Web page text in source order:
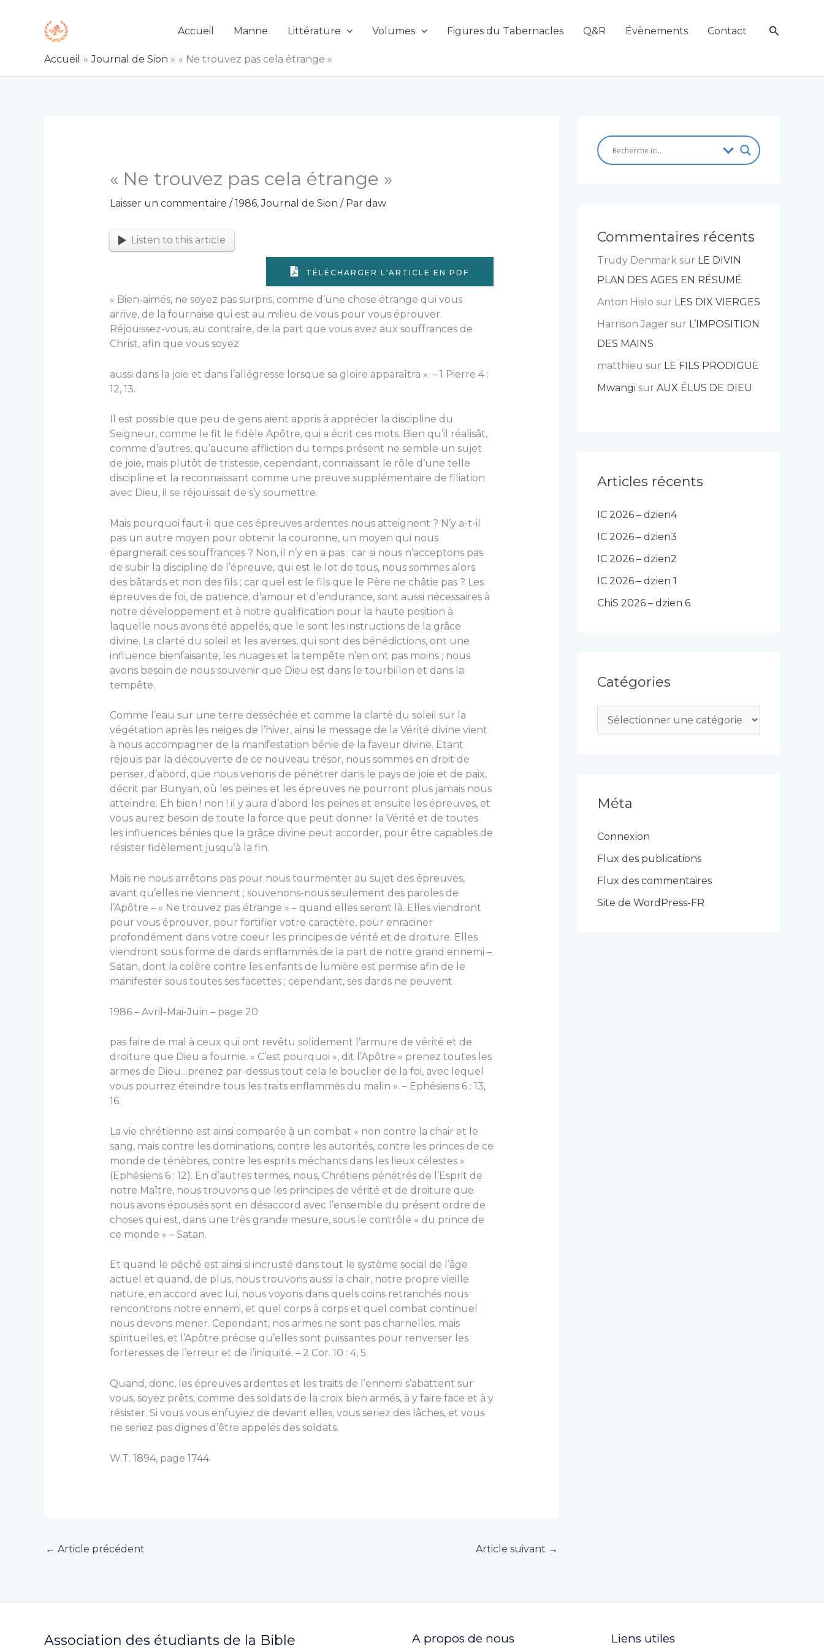
Accueil Manne Littérature Volumes Figures du Tabernacles Q&R Évènements Contact
Accueil Journal de Sion « Ne trouvez pas cela étrange »
« Ne trouvez pas cela étrange »
Laisser un commentaire / 1986,Journal de Sion / Par daw
Listen to this article
TÉLÉCHARGER L'ARTICLE EN PDF
« Bien-aimés, ne soyez pas surpris, comme d’une chose étrange qui vous
arrive, de la fournaise qui est au milieu de vous pour vous éprouver.
Réjouissez-vous, au contraire, de la part que vous avez aux souffrances de
Christ, afin que vous soyez
aussi dans la joie et dans l’allégresse lorsque sa gloire apparaîtra ». – 1 Pierre 4 :
12, 13.
Il est possible que peu de gens aient appris à apprécier la discipline du
Seigneur, comme le fit le fidèle Apôtre, qui a écrit ces mots. Bien qu’il réalisât,
comme d’autres, qu’aucune affliction du temps présent ne semble un sujet
de joie, mais plutôt de tristesse, cependant, connaissant le rôle d’une telle
discipline et la reconnaissant comme une preuve supplémentaire de filiation
avec Dieu, il se réjouissait de s’y soumettre.
Mais pourquoi faut-il que ces épreuves ardentes nous atteignent ? N’y a-t-il
pas un autre moyen pour obtenir la couronne, un moyen qui nous
épargnerait ces souffrances ? Non, il n’y en a pas ; car si nous n’acceptons pas
de subir la discipline de l’épreuve, qui est le lot de tous, nous sommes alors
des bâtards et non des fils ; car quel est le fils que le Père ne châtie pas ? Les
épreuves de foi, de patience, d’amour et d’endurance, sont aussi nécessaires à
notre développement et à notre qualification pour la haute position à
laquelle nous avons été appelés, que le sont les instructions de la grâce
divine. La clarté du soleil et les averses, qui sont des bénédictions, ont une
influence bienfaisante, les nuages et la tempête n’en ont pas moins ; nous
avons besoin de nous souvenir que Dieu est dans le tourbillon et dans la
tempête.
Comme l’eau sur une terre desséchée et comme la clarté du soleil sur la
végétation après les neiges de l’hiver, ainsi le message de la Vérité divine vient
à nous accompagner de la manifestation bénie de la faveur divine. Etant
réjouis par la découverte de ce nouveau trésor, nous sommes en droit de
penser, d’abord, que nous venons de pénétrer dans le pays de joie et de paix,
décrit par Bunyan, où les peines et les épreuves ne pourront plus jamais nous
atteindre. Eh bien ! non ! il y aura d’abord les peines et ensuite les épreuves, et
vous aurez besoin de toute la force que peut donner la Vérité et de toutes
les influences bénies que la grâce divine peut accorder, pour être capables de
résister fidèlement jusqu’à la fin.
Mais ne nous arrêtons pas pour nous tourmenter au sujet des épreuves,
avant qu’elles ne viennent ; souvenons-nous seulement des paroles de
l’Apôtre – « Ne trouvez pas étrange » – quand elles seront là. Elles viendront
pour vous éprouver, pour fortifier votre caractère, pour enraciner
profondément dans votre coeur les principes de vérité et de droiture. Elles
viendront sous forme de dards enflammés de la part de notre grand ennemi –
Satan, dont la colère contre les enfants de lumière est permise afin de le
manifester sous toutes ses facettes ; cependant, ses dards ne peuvent
1986 – Avril-Mai-Juin – page 20
pas faire de mal à ceux qui ont revêtu solidement l’armure de vérité et de
droiture que Dieu a fournie. « C’est pourquoi », dit l’Apôtre « prenez toutes les
armes de Dieu…prenez par-dessus tout cela le bouclier de la foi, avec lequel
vous pourrez éteindre tous les traits enflammés du malin ». – Ephésiens 6 : 13,
16.
La vie chrétienne est ainsi comparée à un combat « non contre la chair et le
sang, mais contre les dominations, contre les autorités, contre les princes de ce
monde de ténèbres, contre les esprits méchants dans les lieux célestes »
(Ephésiens 6 : 12). En d’autres termes, nous, Chrétiens pénétrés de l’Esprit de
notre Maître, nous trouvons que les principes de vérité et de droiture que
nous avons épousés sont en désaccord avec l’ensemble du présent ordre de
choses qui est, dans une très grande mesure, sous le contrôle « du prince de
ce monde » – Satan.
Et quand le péché est ainsi si incrusté dans tout le système social de l’âge
actuel et quand, de plus, nous trouvons aussi la chair, notre propre vieille
nature, en accord avec lui, nous voyons dans quels coins retranchés nous
rencontrons notre ennemi, et quel corps à corps et quel combat continuel
nous devons mener. Cependant, nos armes ne sont pas charnelles, mais
spirituelles, et l’Apôtre précise qu’elles sont puissantes pour renverser les
forteresses de l’erreur et de l’iniquité. – 2 Cor. 10 : 4, 5.
Quand, donc, les épreuves ardentes et les traits de l’ennemi s’abattent sur
vous, soyez prêts, comme des soldats de la croix bien armés, à y faire face et à y
résister. Si vous vous enfuyiez de devant elles, vous seriez des lâches, et vous
ne seriez pas dignes d’être appelés des soldats.
W.T. 1894, page 1744.
← Article précédent Article suivant →
Commentaires récents
Trudy Denmark sur LE DIVIN
PLAN DES AGES EN RÉSUMÉ
Anton Hislo sur LES DIX VIERGES
Harrison Jager sur L’IMPOSITION
DES MAINS
matthieu sur LE FILS PRODIGUE
Mwangi sur AUX ÉLUS DE DIEU
Articles récents
IC 2026 – dzien4
IC 2026 – dzien3
IC 2026 – dzien2
IC 2026 – dzien 1
ChiS 2026 – dzien 6
Catégories
a
r
i
Méta
Connexion
Flux des publications
Flux des commentaires
Site de WordPress-FR
Association des étudiants de la Bible A propos de nous Liens utiles